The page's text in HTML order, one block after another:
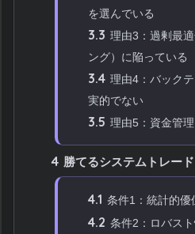
を選んでいる
3.3 理由3：過剰最
ング）に陥っている
3.4 理由4：バック
実的でない
3.5 理由5：資金管
4 勝てるシステムトレー
4.1 条件1：統計的優
4.2 条件2：ロバス